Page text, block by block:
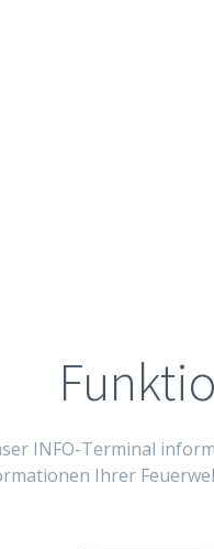
INFO-Terminal
Ihrer